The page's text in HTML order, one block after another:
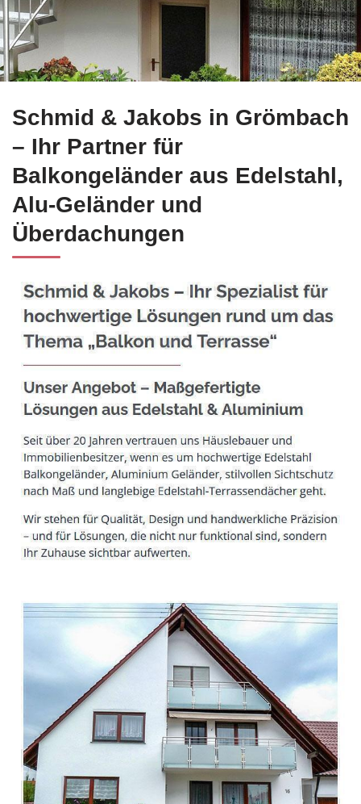
Entdecken Sie jetzt Edelstahl Balkongeländer für
Schmid & Jakobs in Grömbach
– Ihr Partner für
Balkongeländer aus Edelstahl,
Alu-Geländer und
Überdachungen